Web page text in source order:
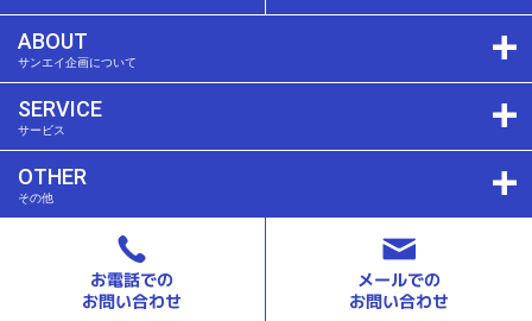
ABOUT
サンエイ企画について
SERVICE
サービス
OTHER
その他